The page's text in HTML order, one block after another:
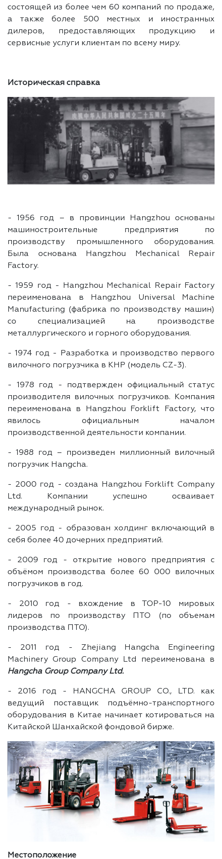
состоящей из более чем 60 компаний по продаже,
а также более 500 местных и иностранных
дилеров, предоставляющих продукцию и
сервисные услуги клиентам по всему миру.
Историческая справка
- 1956 год – в провинции Hangzhou основаны
машиностроительные предприятия по
производству промышленного оборудования.
Была основана Hangzhou Mechanical Repair
Factory.
- 1959 год - Hangzhou Mechanical Repair Factory
переименована в Hangzhou Universal Machine
Manufacturing (фабрика по производству машин)
со специализацией на производстве
металлургического и горного оборудования.
- 1974 год - Разработка и производство первого
вилочного погрузчика в КНР (модель CZ-3).
- 1978 год - подтвержден официальный статус
производителя вилочных погрузчиков. Компания
переименована в Hangzhou Forklift Factory, что
явилось официальным началом
производственной деятельности компании.
- 1988 год – произведен миллионный вилочный
погрузчик Hangcha.
- 2000 год - создана Hangzhou Forklift Company
Ltd. Компании успешно осваивает
международный рынок.
- 2005 год - образован холдинг включающий в
себя более 40 дочерних предприятий.
- 2009 год - открытие нового предприятия с
объёмом производства более 60 000 вилочных
погрузчиков в год.
- 2010 год - вхождение в ТОР-10 мировых
лидеров по производству ПТО (по объемам
производства ПТО).
- 2011 год - Zhejiang Hangcha Engineering
Machinery Group Company Ltd переименована в
Hangcha Group Company Ltd.
- 2016 год - HANGCHA GROUP CO., LTD. как
ведущий поставщик подъёмно-транспортного
оборудования в Китае начинает котироваться на
Китайской Шанхайской фондовой бирже.
Местоположение